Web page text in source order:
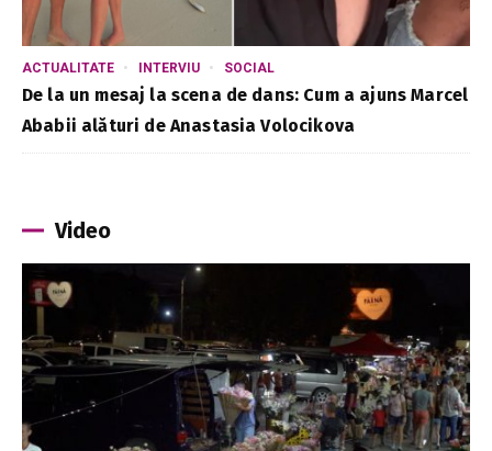
ACTUALITATE INTERVIU SOCIAL
De la un mesaj la scena de dans: Cum a ajuns Marcel
Ababii alături de Anastasia Volocikova
Video